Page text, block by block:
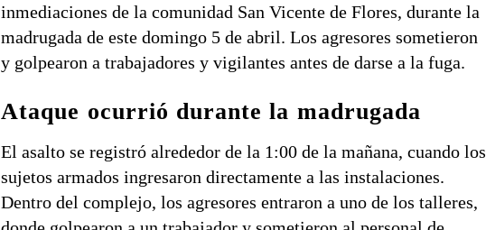
inmediaciones de la comunidad San Vicente de Flores, durante la
madrugada de este domingo 5 de abril. Los agresores sometieron
y golpearon a trabajadores y vigilantes antes de darse a la fuga.
Ataque ocurrió durante la madrugada
El asalto se registró alrededor de la 1:00 de la mañana, cuando los
sujetos armados ingresaron directamente a las instalaciones.
Dentro del complejo, los agresores entraron a uno de los talleres,